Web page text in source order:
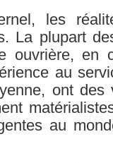
les
La plupart
en
au
ont des
au